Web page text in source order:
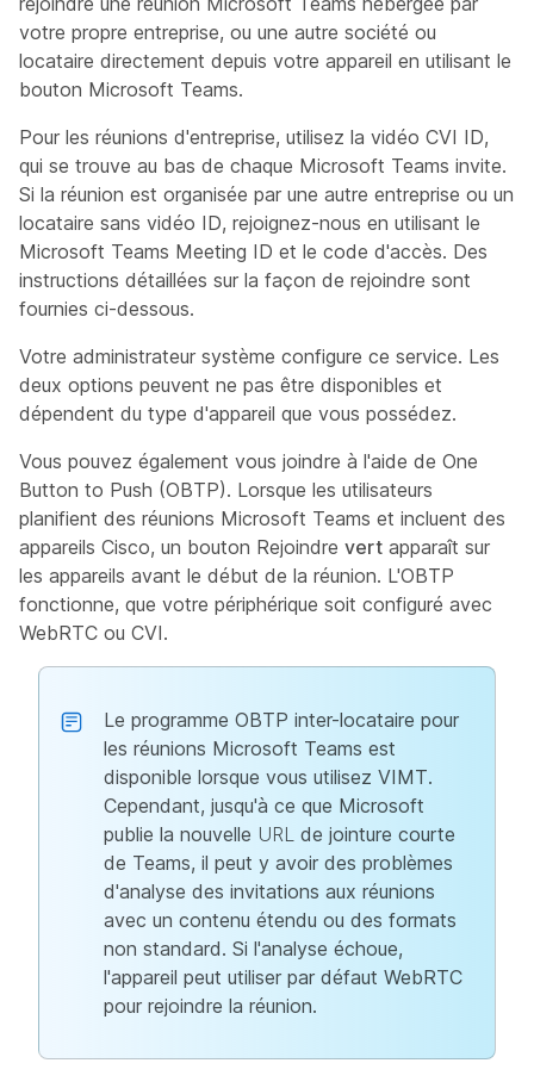
votre propre entreprise, ou une autre société ou
locataire directement depuis votre appareil en utilisant le
bouton Microsoft Teams.
Pour les réunions d'entreprise, utilisez la vidéo CVI ID,
qui se trouve au bas de chaque Microsoft Teams invite.
Si la réunion est organisée par une autre entreprise ou un
locataire sans vidéo ID, rejoignez-nous en utilisant le
Microsoft Teams Meeting ID et le code d'accès. Des
instructions détaillées sur la façon de rejoindre sont
fournies ci-dessous.
Votre administrateur système configure ce service. Les
deux options peuvent ne pas être disponibles et
dépendent du type d'appareil que vous possédez.
Vous pouvez également vous joindre à l'aide de One
Button to Push (OBTP). Lorsque les utilisateurs
planifient des réunions Microsoft Teams et incluent des
appareils Cisco, un bouton Rejoindre vert apparaît sur
les appareils avant le début de la réunion. L'OBTP
fonctionne, que votre périphérique soit configuré avec
WebRTC ou CVI.
Le programme OBTP inter-locataire pour
les réunions Microsoft Teams est
disponible lorsque vous utilisez VIMT.
Cependant, jusqu'à ce que Microsoft
publie la nouvelle URL de jointure courte
de Teams, il peut y avoir des problèmes
d'analyse des invitations aux réunions
avec un contenu étendu ou des formats
non standard. Si l'analyse échoue,
l'appareil peut utiliser par défaut WebRTC
pour rejoindre la réunion.